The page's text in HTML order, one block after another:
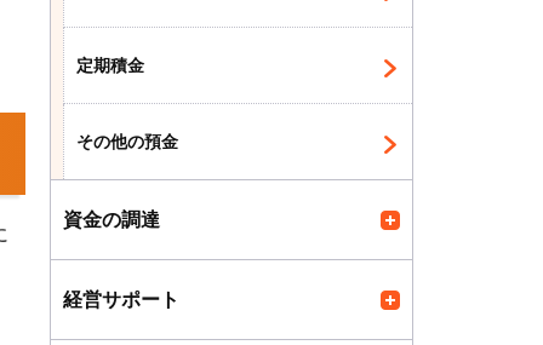
定期積金
その他の預金
資金の調達
経営サポート